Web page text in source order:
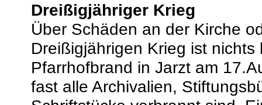
Dreißigjähriger Krieg
Über Schäden an der Kirche
Dreißigjährigen Krieg ist
Pfarrhofbrand in Jarzt am
fast alle Archivalien,